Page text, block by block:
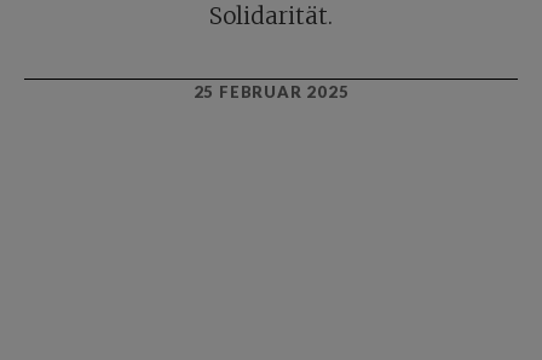
Solidarität.
25 FEBRUAR 2025